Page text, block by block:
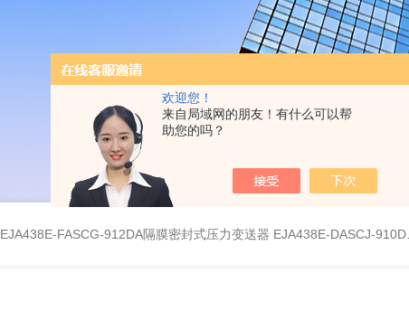
欢迎您！
来自局域网的朋友！有什么可以帮
助您的吗？
EJA438E-FASCG-912DA隔膜密封式压力变送器 EJA438E-DASCJ-910DA隔膜密封式压力变送器